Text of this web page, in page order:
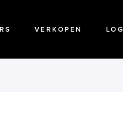
VERKOPEN